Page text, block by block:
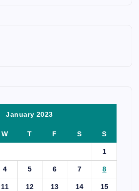
January 2023
W T F S S
1
4 5 6 7 8
11 12 13 14 15